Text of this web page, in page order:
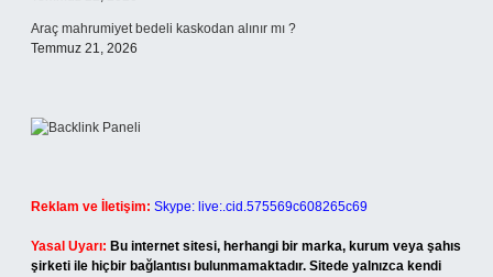
Araç mahrumiyet bedeli kaskodan alınır mı ?
Temmuz 21, 2026
Reklam ve İletişim: Skype: live:.cid.575569c608265c69
Yasal Uyarı: Bu internet sitesi, herhangi bir marka, kurum veya şahıs
şirketi ile hiçbir bağlantısı bulunmamaktadır. Sitede yalnızca kendi